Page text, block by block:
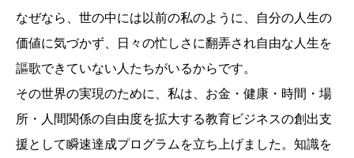
なぜなら、世の中には以前の私のように、自分の人生の
価値に気づかず、日々の忙しさに翻弄され自由な人生を
謳歌できていない人たちがいるからです。
その世界の実現のために、私は、お金・健康・時間・場
所・人間関係の自由度を拡大する教育ビジネスの創出支
援として瞬速達成プログラムを立ち上げました。知識を